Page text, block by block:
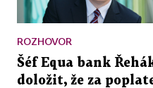
ROZHOVOR
Šéf Equa bank
doložit, že za